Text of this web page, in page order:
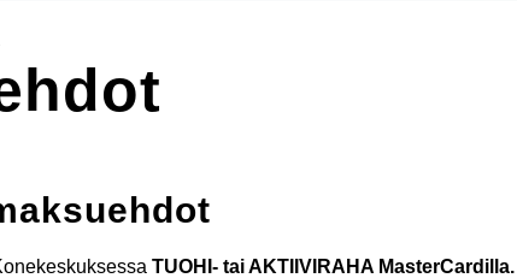
TUOHI- tai AKTIIVIRAHA MasterCardilla.